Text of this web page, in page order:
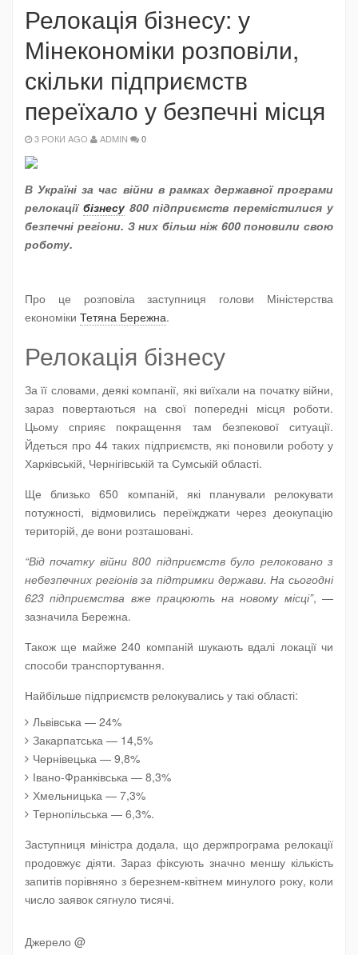
Релокація бізнесу: у
Мінекономіки розповіли,
скільки підприємств
переїхало у безпечні місця
3 РОКИ AGO ADMIN 0
В Україні за час війни в рамках державної програми
релокації бізнесу800 підприємств перемістилися у
безпечні регіони. З них більш ніж 600 поновили свою
роботу.
Про це розповіла заступниця голови Міністерства
економіки Тетяна Бережна.
Релокація бізнесу
За її словами, деякі компанії, які виїхали на початку війни,
зараз повертаються на свої попередні місця роботи.
Цьому сприяє покращення там безпекової ситуації.
Йдеться про 44 таких підприємств, які поновили роботу у
Харківській, Чернігівській та Сумській області.
Ще близько 650 компаній, які планували релокувати
потужності, відмовились переїжджати через деокупацію
територій, де вони розташовані.
“Від початку війни 800 підприємств було релоковано з
небезпечних регіонів за підтримки держави. На сьогодні
623 підприємства вже працюють на новому місці”, —
зазначила Бережна.
Також ще майже 240 компаній шукають вдалі локації чи
способи транспортування.
Найбільше підприємств релокувались у такі області:
Львівська — 24%
Закарпатська — 14,5%
Чернівецька — 9,8%
Івано-Франківська — 8,3%
Хмельницька — 7,3%
Тернопільська — 6,3%.
Заступниця міністра додала, що держпрограма релокації
продовжує діяти. Зараз фіксують значно меншу кількість
запитів порівняно з березнем-квітнем минулого року, коли
число заявок сягнуло тисячі.
Джерело @